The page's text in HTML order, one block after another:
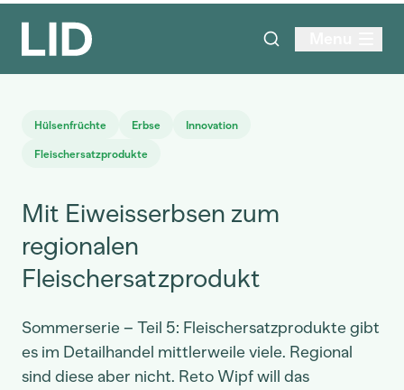
Hülsenfrüchte Erbse Innovation
Fleischersatzprodukte
Mit Eiweisserbsen zum
regionalen
Fleischersatzprodukt
Sommerserie – Teil 5: Fleischersatzprodukte gibt
es im Detailhandel mittlerweile viele. Regional
sind diese aber nicht. Reto Wipf will das